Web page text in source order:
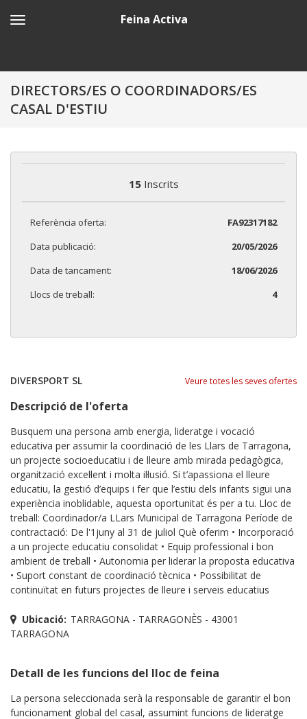
Feina Activa
DIRECTORS/ES O COORDINADORS/ES
CASAL D'ESTIU
15Inscrits
Referència oferta:
FA92317182
Data publicació:
20/05/2026
Data de tancament:
18/06/2026
Llocs de treball:
4
DIVERSPORT SL Veure totes les seves ofertes
Descripció de l'oferta
Busquem una persona amb energia, lideratge i vocació
educativa per assumir la coordinació de les Llars de Tarragona,
un projecte socioeducatiu i de lleure amb mirada pedagògica,
organització excel·lent i molta il·lusió. Si t’apassiona el lleure
educatiu, la gestió d’equips i fer que l’estiu dels infants sigui una
experiència inoblidable, aquesta oportunitat és per a tu. Lloc de
treball: Coordinador/a LLars Municipal de Tarragona Període de
contractació: De l'1juny al 31 de juliol Què oferim • Incorporació
a un projecte educatiu consolidat • Equip professional i bon
ambient de treball • Autonomia per liderar la proposta educativa
• Suport constant de coordinació tècnica • Possibilitat de
continuïtat en futurs projectes de lleure i serveis educatius
Ubicació: TARRAGONA - TARRAGONÈS - 43001
TARRAGONA
Detall de les funcions del lloc de feina
La persona seleccionada serà la responsable de garantir el bon
funcionament global del casal, assumint funcions de lideratge